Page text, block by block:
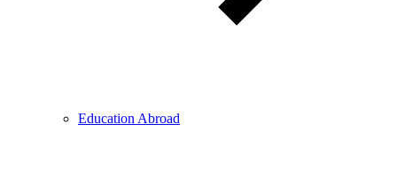
Education Abroad